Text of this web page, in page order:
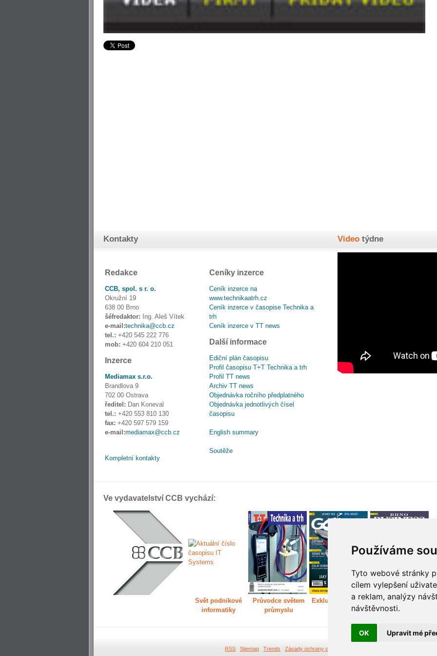
Používáme
Tyto webové stránky
cílem vylepšení
a reklam, analýzy
návštěvnosti.
OK Upravit mé
Kontakty
Redakce
CCB, spol. s r. o.
Okružní 19
638 00 Brno
šéfredaktor: Ing. Aleš Vítek
e-mail:technika@ccb.cz
tel.: +420 545 222 776
mob: +420 604 210 051
Inzerce
Mediamax s.r.o.
Brandlova 9
702 00 Ostrava
ředitel: Dan Koneval
tel.: +420 553 810 130
fax: +420 597 579 159
e-mail:mediamax@ccb.cz
Kompletní kontakty
Ceníky inzerce
Ceník inzerce na
www.technikaatrh.cz
Ceník inzerce v časopise Technika a
trh
Ceník inzerce v TT news
Další informace
Ediční plán časopisu
Profil časopisu T+T Technika a trh
Profil TT news
Archiv TT news
Objednávka ročního předplatného
Objednávka jednotlivých čísel
časopisu
English summary
Soutěže
Video týdne
Ve vydavatelství CCB vychází:
Svět podnikové
informatiky
Průvodce světem
průmyslu
Exkluzivně světem
Děláme Brno větší
RSS Sitemap Trends Zásady ochrany osobních údajů